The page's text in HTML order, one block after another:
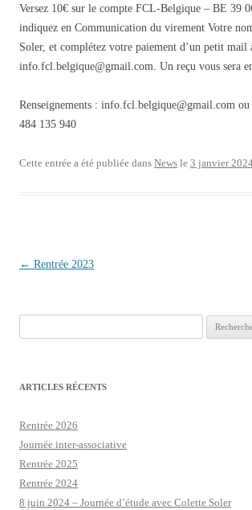
Versez 10€ sur le compte FCL-Belgique – BE 39
indiquez en Communication du virement Votre
Soler, et complétez votre paiement d’un petit mail
info.fcl.belgique@gmail.com. Un reçu vous sera
Renseignements : info.fcl.belgique@gmail.com ou
484 135 940
Cette entrée a été publiée dans News le 3 janvier
Navigation des articles
← Rentrée 2023
ARTICLES RÉCENTS
Rentrée 2026
Journée inter-associative
Rentrée 2025
Rentrée 2024
8 juin 2024 – Journée d’étude avec Colette Soler